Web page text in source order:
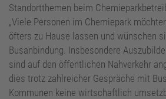
Standortthemen beim
„Viele Personen im Chemiepark
öfters zu Hause lassen und wünschen
Busanbindung. Insbesondere
sind auf den öffentlichen Nahverkehr
dies trotz zahlreicher Gespräche mit
Kommunen keine wirtschaftlich